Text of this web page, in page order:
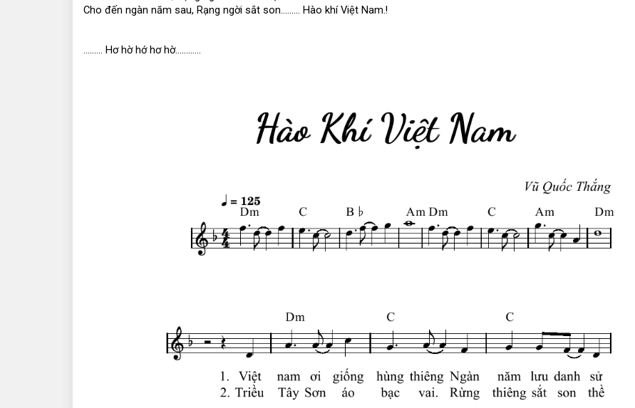
Cho đến ngàn năm sau, Rạng ngời sắt son……… Hào khí Việt Nam.!
……… Hơ hờ hớ hơ hờ…………